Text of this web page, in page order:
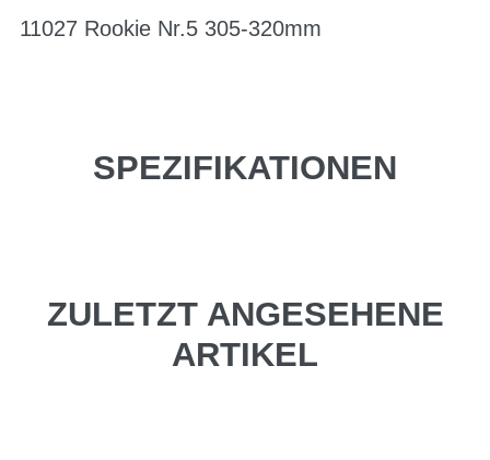
11027 Rookie Nr.5 305-320mm
SPEZIFIKATIONEN
ZULETZT ANGESEHENE
ARTIKEL